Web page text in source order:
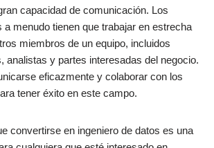
capacidad de comunicación. Los
a menudo tienen que trabajar en estrecha
miembros de un equipo, incluidos
analistas y partes interesadas del negocio.
eficazmente y colaborar con los
tener éxito en este campo.
convertirse en ingeniero de datos es una